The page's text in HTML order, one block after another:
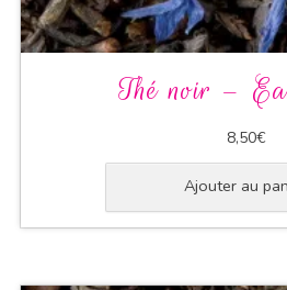
Thé noir –
8,50€
Ajouter au